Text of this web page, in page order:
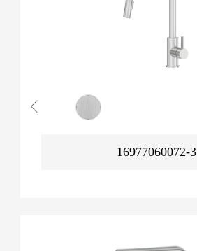
16977060072-3